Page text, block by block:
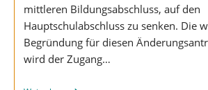
mittleren Bildungsabschluss, auf den
Hauptschulabschluss zu senken. Die
Begründung für diesen
wird der Zugang…